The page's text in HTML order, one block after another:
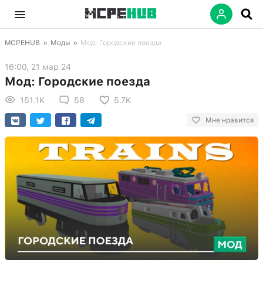
MCPEHUB » Моды » Мод: Городские поезда
16:00, 21 мар 24
Мод: Городские поезда
151.1K 58 5.7K
Мне нравится